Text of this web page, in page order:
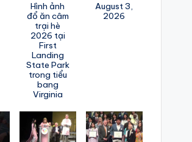
Hình ảnh
đổ ăn câm
trại hè
2026 tại
First
Landing
State Park
trong tiểu
bang
Virginia
August 3,
2026